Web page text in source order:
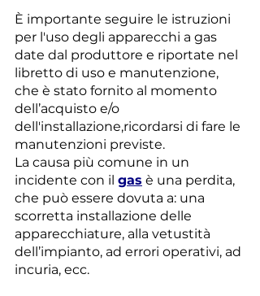
È importante seguire le istruzioni
per l'uso degli apparecchi a gas
date dal produttore e riportate nel
libretto di uso e manutenzione,
che è stato fornito al momento
dell’acquisto e/o
dell'installazione,ricordarsi di fare le
manutenzioni previste.
La causa più comune in un
incidente con il gas è una perdita,
che può essere dovuta a: una
scorretta installazione delle
apparecchiature, alla vetustità
dell’impianto, ad errori operativi, ad
incuria, ecc.